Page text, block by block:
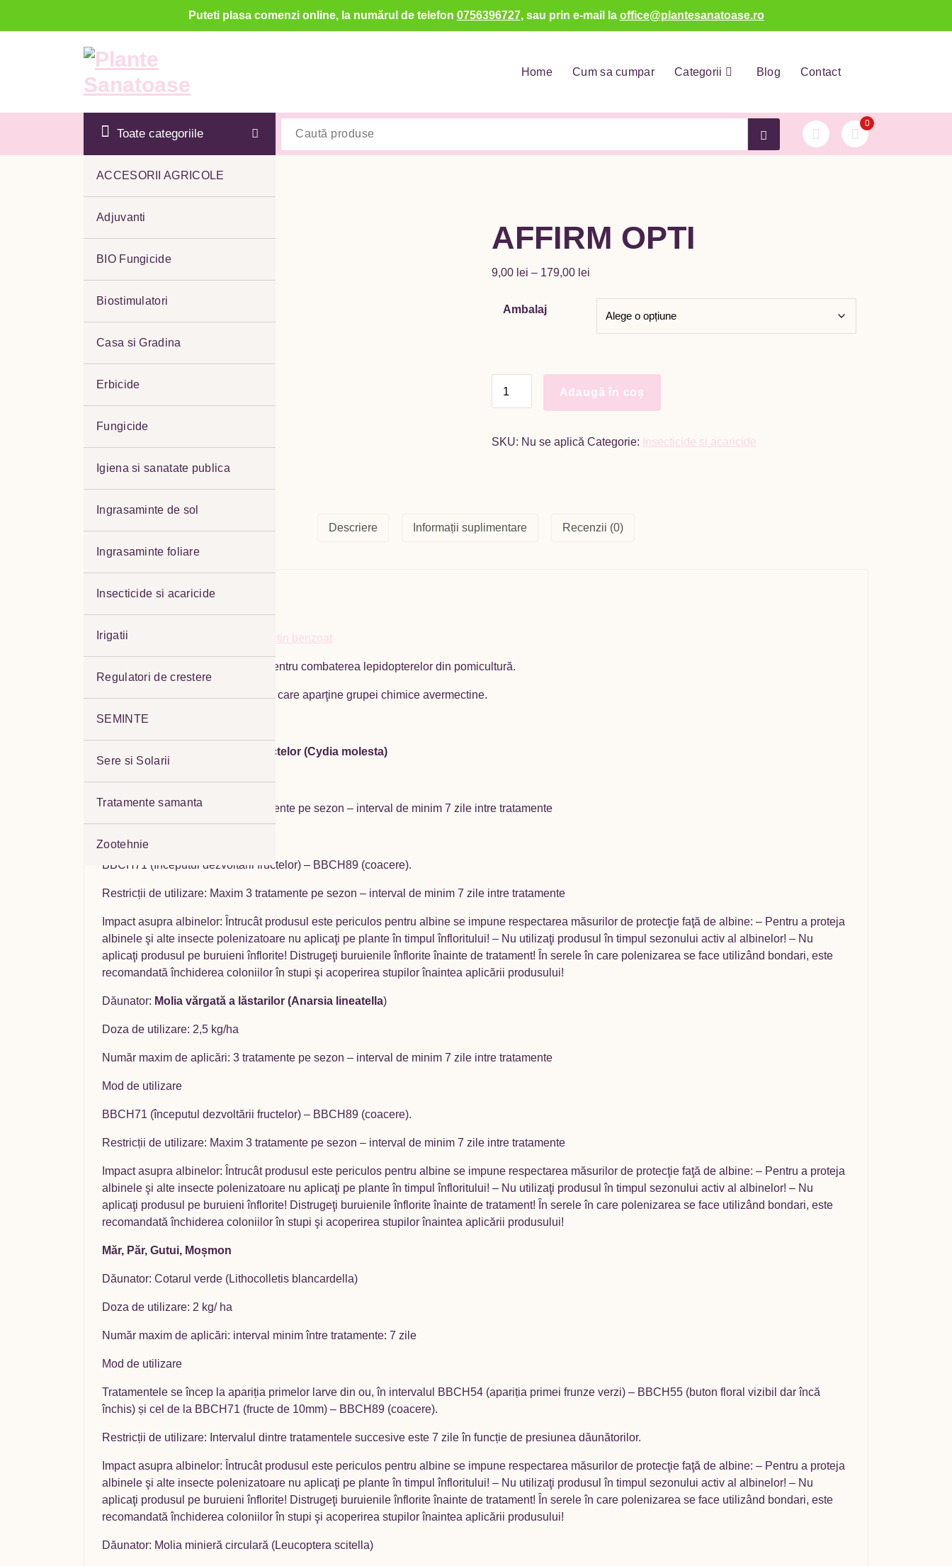
Puteti plasa comenzi online, la numărul de telefon 0756396727, sau prin e-mail la office@plantesanatoase.ro
Home Cum sa cumpar Categorii Blog Contact
Toate categoriile
ACCESORII AGRICOLE
Adjuvanti
BIO Fungicide
Biostimulatori
Casa si Gradina
Erbicide
Fungicide
Igiena si sanatate publica
Ingrasaminte de sol
Ingrasaminte foliare
Insecticide si acaricide
Irigatii
Regulatori de crestere
SEMINTE
Sere si Solarii
Tratamente samanta
Zootehnie
0
AFFIRM OPTI
9,00 lei – 179,00 lei
9,00 lei
179,00 lei
Ambalaj
AFFIRM
Adaugă în coș
SKU: Nu se aplică Categorie: Insecticide si acaricide
Descriere Informații suplimentare Recenzii (0)
Descriere
Substanța activă: 9,5 g/kg emamectin benzoat
AFFIRM OPTI este un insecticid pentru combaterea lepidopterelor din pomicultură.
Este un produs de origine naturală care aparţine grupei chimice avermectine.
Cais
Molia europeană a fructelor (Cydia molesta)
Doza de utilizare: 2,5 kg/ha
Număr maxim de aplicări: 3 tratamente pe sezon – interval de minim 7 zile intre tratamente
BBCH71 (începutul dezvoltării fructelor) – BBCH89 (coacere).
Restricții de utilizare: Maxim 3 tratamente pe sezon – interval de minim 7 zile intre tratamente
Impact asupra albinelor: Întrucât produsul este periculos pentru albine se impune respectarea măsurilor de protecţie faţă de albine: – Pentru a proteja
albinele şi alte insecte polenizatoare nu aplicaţi pe plante în timpul înfloritului! – Nu utilizaţi produsul în timpul sezonului activ al albinelor! – Nu
aplicaţi produsul pe buruieni înflorite! Distrugeţi buruienile înflorite înainte de tratament! În serele în care polenizarea se face utilizând bondari, este
recomandată închiderea coloniilor în stupi şi acoperirea stupilor înaintea aplicării produsului!
Dăunator: Molia vărgată a lăstarilor (Anarsia lineatella)
Doza de utilizare: 2,5 kg/ha
Număr maxim de aplicări: 3 tratamente pe sezon – interval de minim 7 zile intre tratamente
Mod de utilizare
BBCH71 (începutul dezvoltării fructelor) – BBCH89 (coacere).
Restricții de utilizare: Maxim 3 tratamente pe sezon – interval de minim 7 zile intre tratamente
Impact asupra albinelor: Întrucât produsul este periculos pentru albine se impune respectarea măsurilor de protecţie faţă de albine: – Pentru a proteja
albinele şi alte insecte polenizatoare nu aplicaţi pe plante în timpul înfloritului! – Nu utilizaţi produsul în timpul sezonului activ al albinelor! – Nu
aplicaţi produsul pe buruieni înflorite! Distrugeţi buruienile înflorite înainte de tratament! În serele în care polenizarea se face utilizând bondari, este
recomandată închiderea coloniilor în stupi şi acoperirea stupilor înaintea aplicării produsului!
Măr, Păr, Gutui, Moșmon
Dăunator: Cotarul verde (Lithocolletis blancardella)
Doza de utilizare: 2 kg/ ha
Număr maxim de aplicări: interval minim între tratamente: 7 zile
Mod de utilizare
Tratamentele se încep la apariția primelor larve din ou, în intervalul BBCH54 (apariția primei frunze verzi) – BBCH55 (buton floral vizibil dar încă
închis) și cel de la BBCH71 (fructe de 10mm) – BBCH89 (coacere).
Restricții de utilizare: Intervalul dintre tratamentele succesive este 7 zile în funcție de presiunea dăunătorilor.
Impact asupra albinelor: Întrucât produsul este periculos pentru albine se impune respectarea măsurilor de protecţie faţă de albine: – Pentru a proteja
albinele şi alte insecte polenizatoare nu aplicaţi pe plante în timpul înfloritului! – Nu utilizaţi produsul în timpul sezonului activ al albinelor! – Nu
aplicaţi produsul pe buruieni înflorite! Distrugeţi buruienile înflorite înainte de tratament! În serele în care polenizarea se face utilizând bondari, este
recomandată închiderea coloniilor în stupi şi acoperirea stupilor înaintea aplicării produsului!
Dăunator: Molia minieră circulară (Leucoptera scitella)